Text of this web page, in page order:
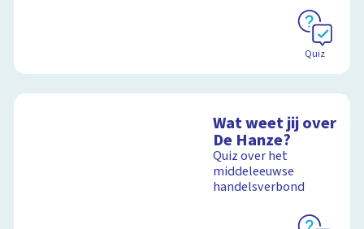
Quiz
Wat weet jij over
De Hanze?
Quiz over het
middeleeuwse
handelsverbond